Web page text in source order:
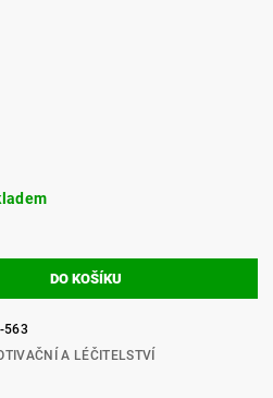
563
A LÉČITELSTVÍ